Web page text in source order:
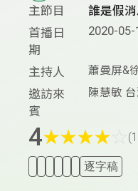
主節目
誰是假
首播日
期
2020-05-
主持人 蕭曼屏&
邀訪來
賓
陳慧敏
4★★★★
逐字稿